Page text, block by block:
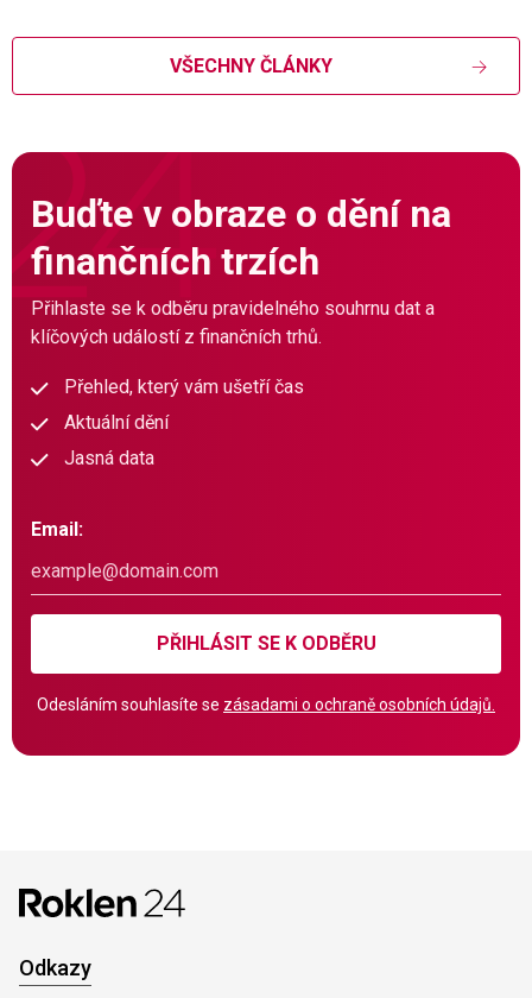
VŠECHNY ČLÁNKY
Buďte v obraze o dění na
finančních trzích
Přihlaste se k odběru pravidelného souhrnu dat a
klíčových událostí z finančních trhů.
Přehled, který vám ušetří čas
Aktuální dění
Jasná data
Email:
PŘIHLÁSIT SE K ODBĚRU
Odesláním souhlasíte se zásadami o ochraně osobních údajů.
Odkazy